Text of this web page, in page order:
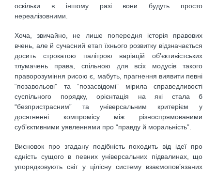
оскільки в іншому разі вони будуть просто
нереалізовними.
Хоча, звичайно, не лише попередня історія правових
вчень, але й сучасний етап їхнього розвитку відзначається
досить строкатою палітрою варіацій об’єктивістських
тлумачень права, спільною для всіх модусів такого
праворозуміння рисою є, мабуть, прагнення виявити певні
“позавольові” та “позасвідомі” мірила справедливості
суспільного порядку, орієнтація на які стала б
“безпристрасним” та універсальним критерієм у
досягненні компромісу між різноспрямованими
суб’єктивними уявленнями про “правду й моральність”.
Висновок про згадану подібність походить від ідеї про
єдність сущого в певних універсальних підвалинах, що
упорядковують світ у цілісну систему взаємопов’язаних